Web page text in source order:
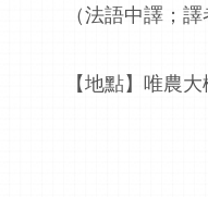
（法語中譯；
【地點】唯農